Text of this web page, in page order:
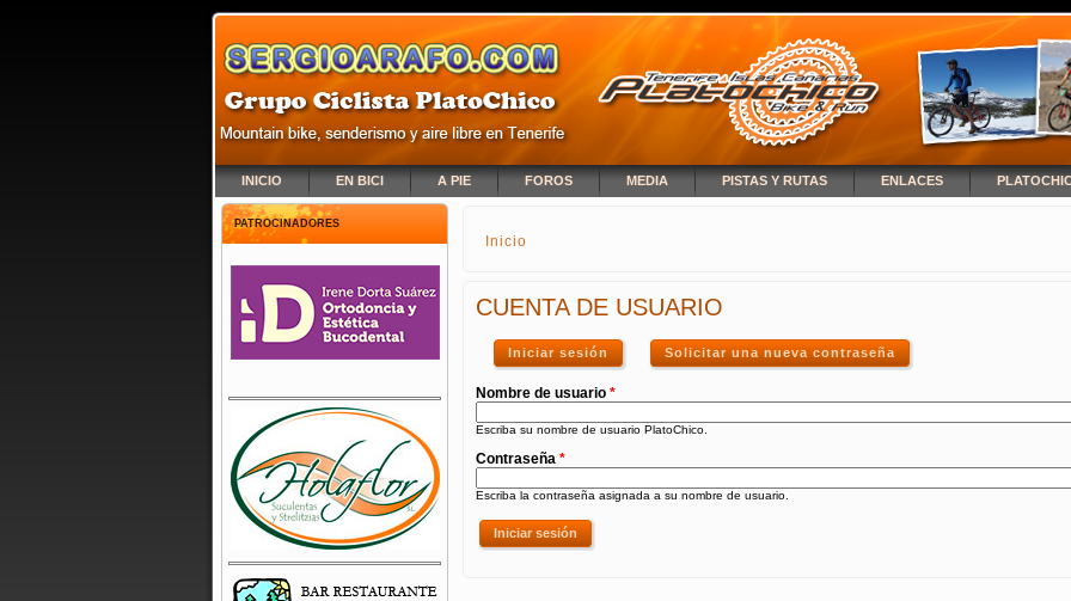
INICIO EN BICI A PIE FOROS MEDIA PISTAS Y RUTAS ENLACES
PATROCINADORES
SE ENCUENTRA USTED AQUÍ
Inicio
CUENTA DE USUARIO
Iniciar sesión (solapa activa)Solicitar una nueva contraseña
Nombre de usuario *
Escriba su nombre de usuario PlatoChico.
Contraseña *
Escriba la contraseña asignada a su nombre de usuario.